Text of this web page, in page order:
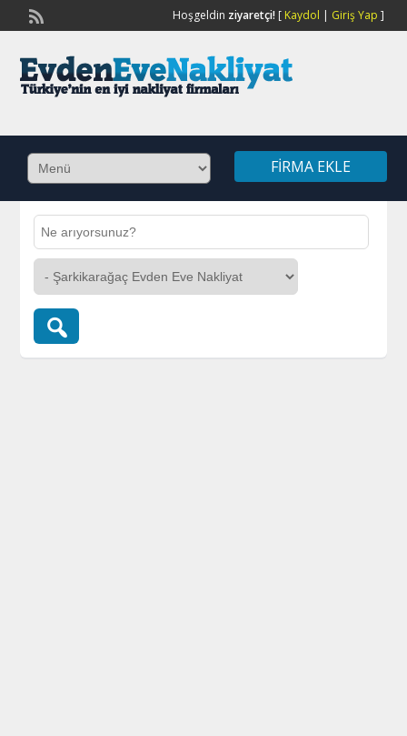
Hoşgeldin ziyaretçi![ Kaydol | Giriş Yap ]
FIRMA EKLE